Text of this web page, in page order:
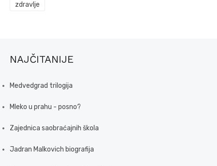
zdravlje
NAJČITANIJE
Medvedgrad trilogija
Mleko u prahu - posno?
Zajednica saobraćajnih škola
Jadran Malkovich biografija